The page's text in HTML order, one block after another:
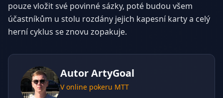
pouze vložit své povinné sázky, poté budou všem
účastníkům u stolu rozdány jejich kapesní karty a celý
herní cyklus se znovu zopakuje.
AutorArtyGoal
V online pokeru MTT